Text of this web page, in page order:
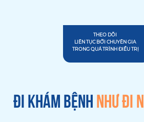
THEO DÕI
LIÊN TỤC BỞI CHUYÊN GIA
TRONG QUÁ TRÌNH ĐIỀU TRỊ
ĐI KHÁM BỆNHNHƯ ĐI